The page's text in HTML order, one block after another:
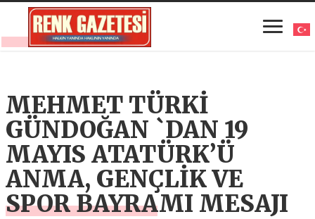
MEHMET TÜRKİ
GÜNDOĞAN `DAN 19
MAYIS ATATÜRK’Ü
ANMA, GENÇLİK VE
SPOR BAYRAMI MESAJI